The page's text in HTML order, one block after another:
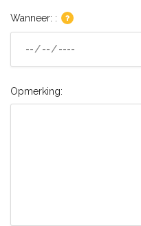
Wanneer: :
Opmerking: